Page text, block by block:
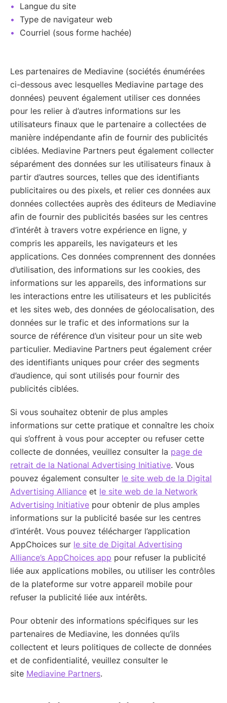
Langue du site
Type de navigateur web
Courriel (sous forme hachée)
Les partenaires de Mediavine (sociétés énumérées
ci-dessous avec lesquelles Mediavine partage des
données) peuvent également utiliser ces données
pour les relier à d’autres informations sur les
utilisateurs finaux que le partenaire a collectées de
manière indépendante afin de fournir des publicités
ciblées. Mediavine Partners peut également collecter
séparément des données sur les utilisateurs finaux à
partir d’autres sources, telles que des identifiants
publicitaires ou des pixels, et relier ces données aux
données collectées auprès des éditeurs de Mediavine
afin de fournir des publicités basées sur les centres
d’intérêt à travers votre expérience en ligne, y
compris les appareils, les navigateurs et les
applications. Ces données comprennent des données
d’utilisation, des informations sur les cookies, des
informations sur les appareils, des informations sur
les interactions entre les utilisateurs et les publicités
et les sites web, des données de géolocalisation, des
données sur le trafic et des informations sur la
source de référence d’un visiteur pour un site web
particulier. Mediavine Partners peut également créer
des identifiants uniques pour créer des segments
d’audience, qui sont utilisés pour fournir des
publicités ciblées.
Si vous souhaitez obtenir de plus amples
informations sur cette pratique et connaître les choix
qui s’offrent à vous pour accepter ou refuser cette
collecte de données, veuillez consulter la page de
retrait de la National Advertising Initiative. Vous
pouvez également consulter le site web de la Digital
Advertising Alliance et le site web de la Network
Advertising Initiative pour obtenir de plus amples
informations sur la publicité basée sur les centres
d’intérêt. Vous pouvez télécharger l’application
AppChoices sur le site de Digital Advertising
Alliance’s AppChoices app pour refuser la publicité
liée aux applications mobiles, ou utiliser les contrôles
de la plateforme sur votre appareil mobile pour
refuser la publicité liée aux intérêts.
Pour obtenir des informations spécifiques sur les
partenaires de Mediavine, les données qu’ils
collectent et leurs politiques de collecte de données
et de confidentialité, veuillez consulter le
site Mediavine Partners.